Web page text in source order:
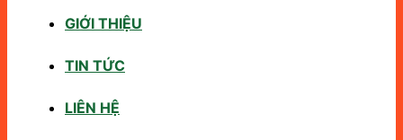
GIỚI THIỆU
TIN TỨC
LIÊN HỆ